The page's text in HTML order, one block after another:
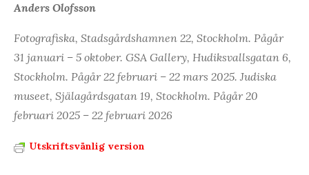
Anders Olofsson
Fotografiska, Stadsgårdshamnen 22, Stockholm. Pågår
31 januari – 5 oktober. GSA Gallery, Hudiksvallsgatan 6,
Stockholm. Pågår 22 februari – 22 mars 2025. Judiska
museet, Själagårdsgatan 19, Stockholm. Pågår 20
februari 2025 – 22 februari 2026
Utskriftsvänlig version